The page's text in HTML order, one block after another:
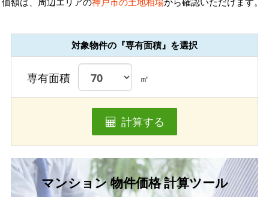
対象物件の『専有面積』を選択
専有面積 ㎡
計算する
マンション 物件価格 計算ツール